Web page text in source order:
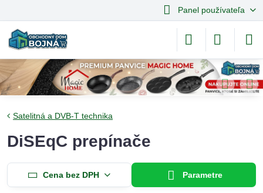
Panel používateľa
Satelitná a DVB-T technika
DiSEqC prepínače
Cena bez DPH Parametre